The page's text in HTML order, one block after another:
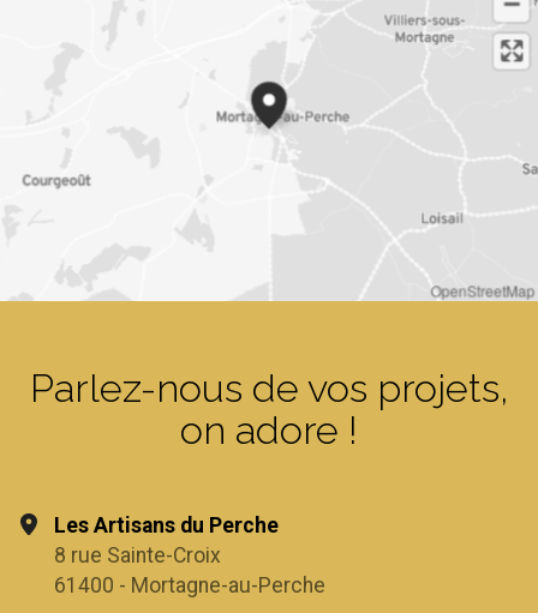
OpenStreetMap
Parlez-nous de vos projets,
on adore !
Les Artisans du Perche
8 rue Sainte-Croix
61400 - Mortagne-au-Perche